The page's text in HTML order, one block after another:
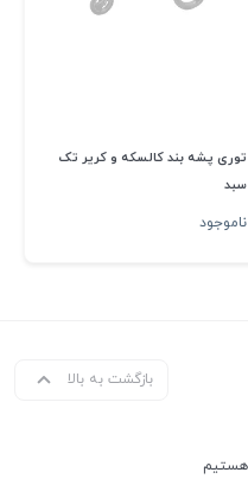
توری پشه بند کالسکه و کریر تک
سبد
ناموجود
بازگشت به بالا